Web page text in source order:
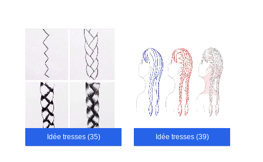
Idée tresses (35) Idée tresses (39)